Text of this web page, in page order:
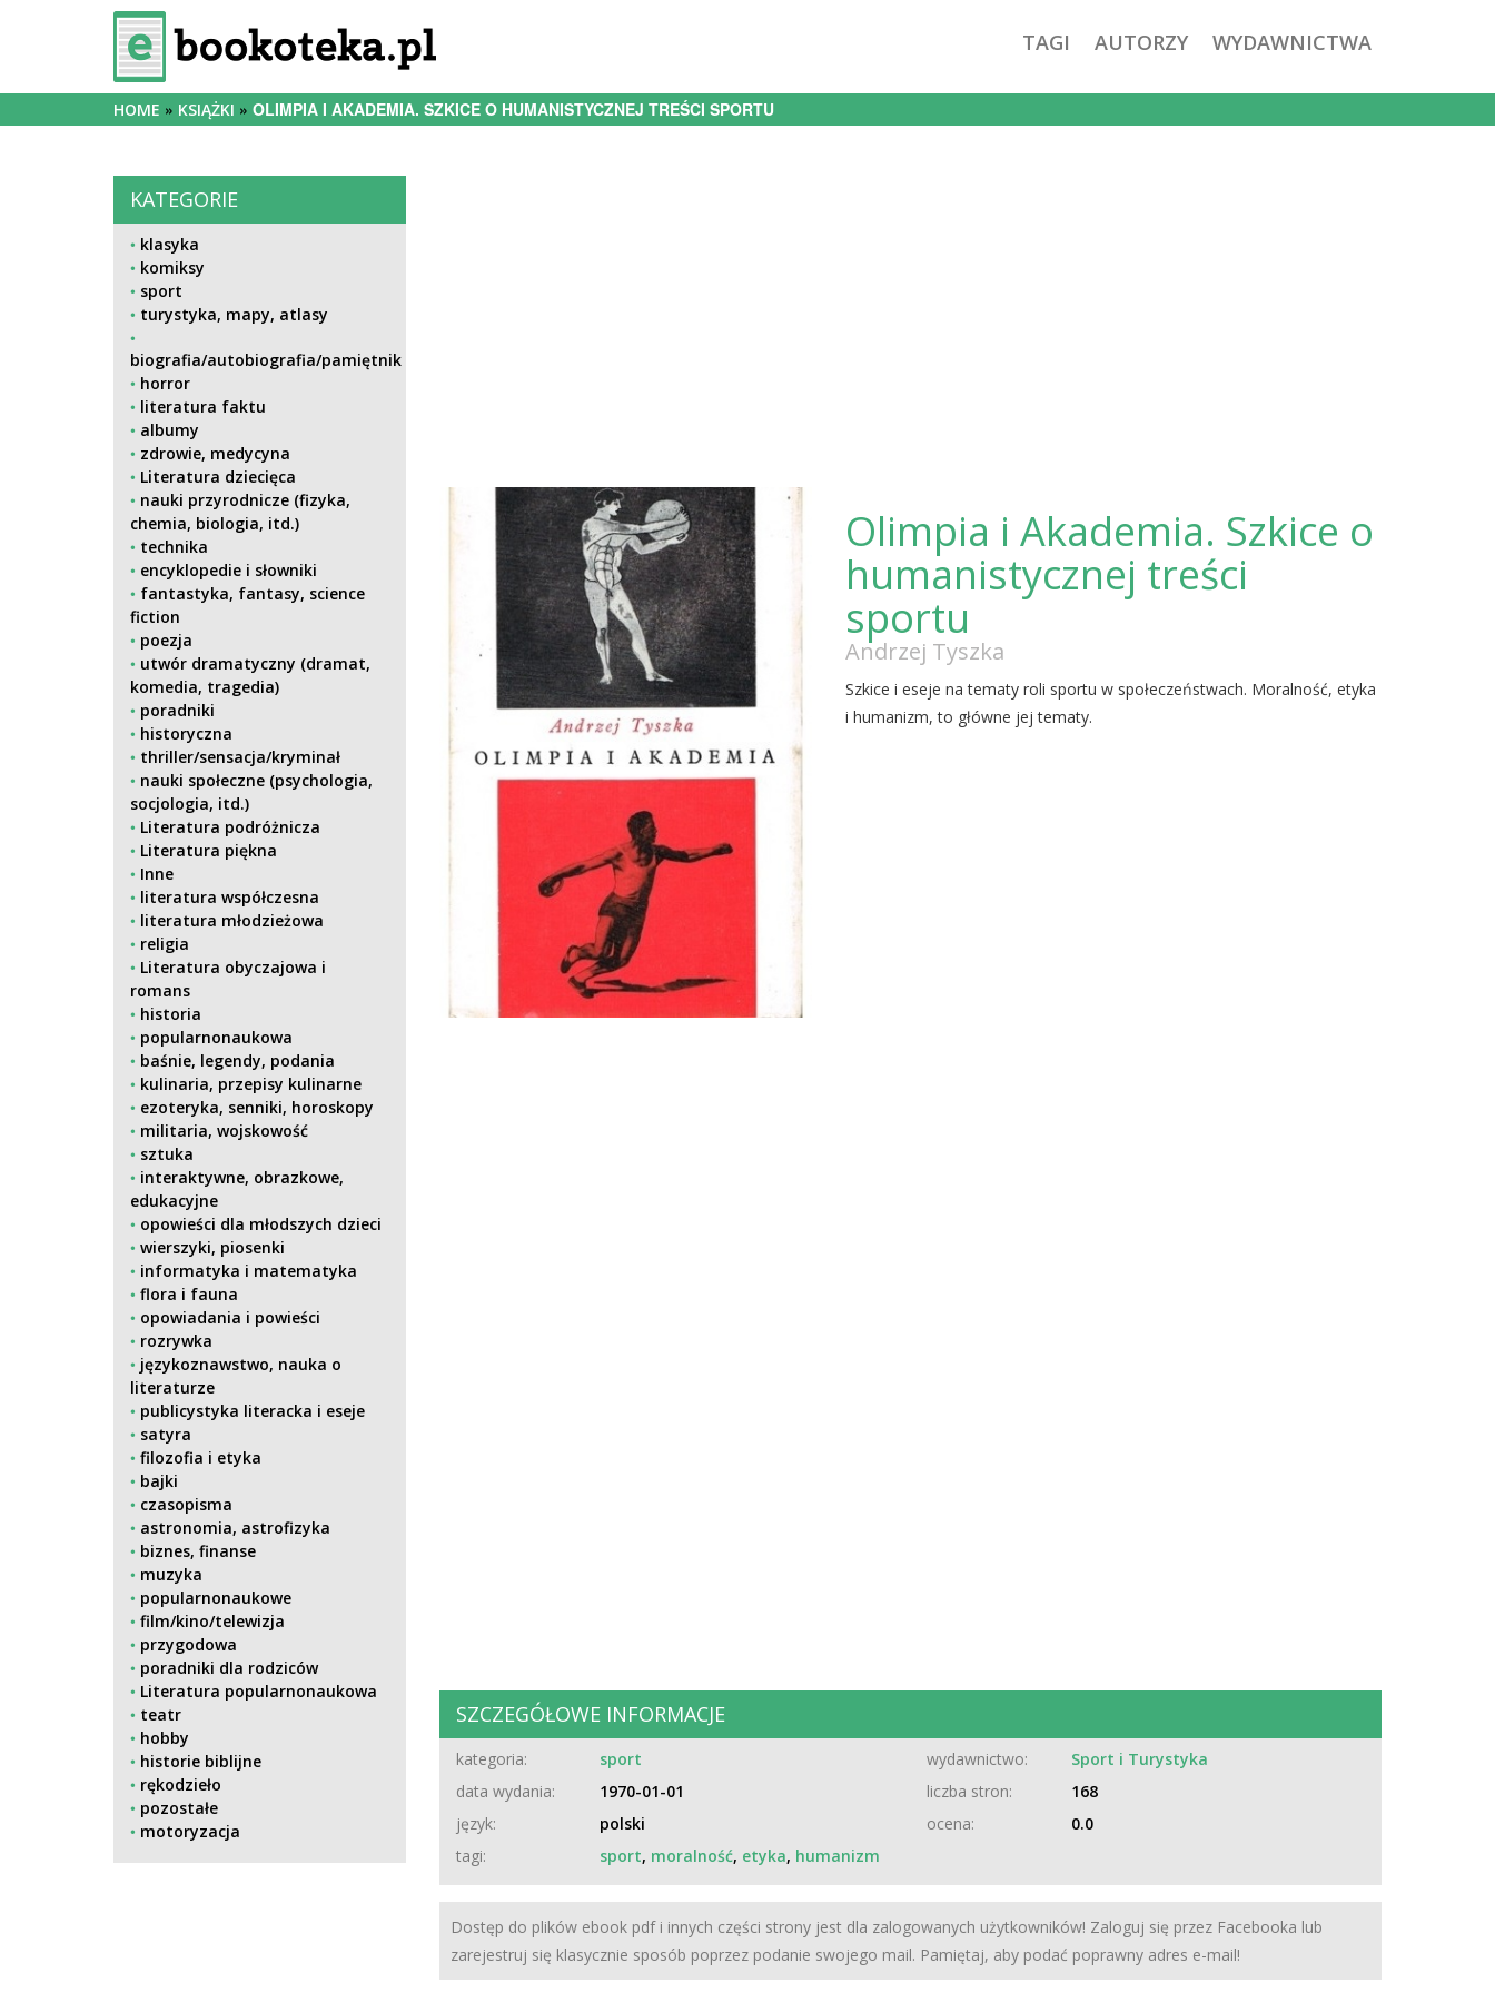
TAGI AUTORZY WYDAWNICTWA
HOME KSIĄŻKI OLIMPIA I AKADEMIA. SZKICE O HUMANISTYCZNEJ TREŚCI SPORTU
KATEGORIE
klasyka
komiksy
sport
turystyka, mapy, atlasy
biografia/autobiografia/pamiętnik
horror
literatura faktu
albumy
zdrowie, medycyna
Literatura dziecięca
nauki przyrodnicze (fizyka,
chemia, biologia, itd.)
technika
encyklopedie i słowniki
fantastyka, fantasy, science
fiction
poezja
utwór dramatyczny (dramat,
komedia, tragedia)
poradniki
historyczna
thriller/sensacja/kryminał
nauki społeczne (psychologia,
socjologia, itd.)
Literatura podróżnicza
Literatura piękna
Inne
literatura współczesna
literatura młodzieżowa
religia
Literatura obyczajowa i
romans
historia
popularnonaukowa
baśnie, legendy, podania
kulinaria, przepisy kulinarne
ezoteryka, senniki, horoskopy
militaria, wojskowość
sztuka
interaktywne, obrazkowe,
edukacyjne
opowieści dla młodszych dzieci
wierszyki, piosenki
informatyka i matematyka
flora i fauna
opowiadania i powieści
rozrywka
językoznawstwo, nauka o
literaturze
publicystyka literacka i eseje
satyra
filozofia i etyka
bajki
czasopisma
astronomia, astrofizyka
biznes, finanse
muzyka
popularnonaukowe
film/kino/telewizja
przygodowa
poradniki dla rodziców
Literatura popularnonaukowa
teatr
hobby
historie biblijne
rękodzieło
pozostałe
motoryzacja
Olimpia i Akademia. Szkice o
humanistycznej treści
sportu
Andrzej Tyszka
Szkice i eseje na tematy roli sportu w społeczeństwach. Moralność, etyka
i humanizm, to główne jej tematy.
SZCZEGÓŁOWE INFORMACJE
kategoria: sport wydawnictwo:
Sport i Turystyka
data wydania:
1970-01-01 liczba stron:
168
język:
polski ocena:
0.0
tagi:
sport, moralność, etyka, humanizm
Dostęp do plików ebook pdf i innych części strony jest dla zalogowanych użytkowników! Zaloguj się przez Facebooka lub
zarejestruj się klasycznie sposób poprzez podanie swojego mail. Pamiętaj, aby podać poprawny adres e-mail!